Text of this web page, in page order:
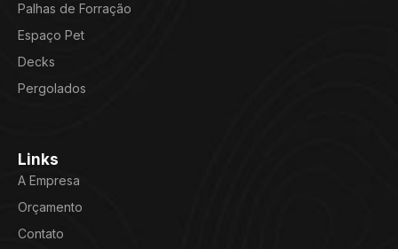
Palhas de Forração
Espaço Pet
Decks
Pergolados
Links
A Empresa
Orçamento
Contato